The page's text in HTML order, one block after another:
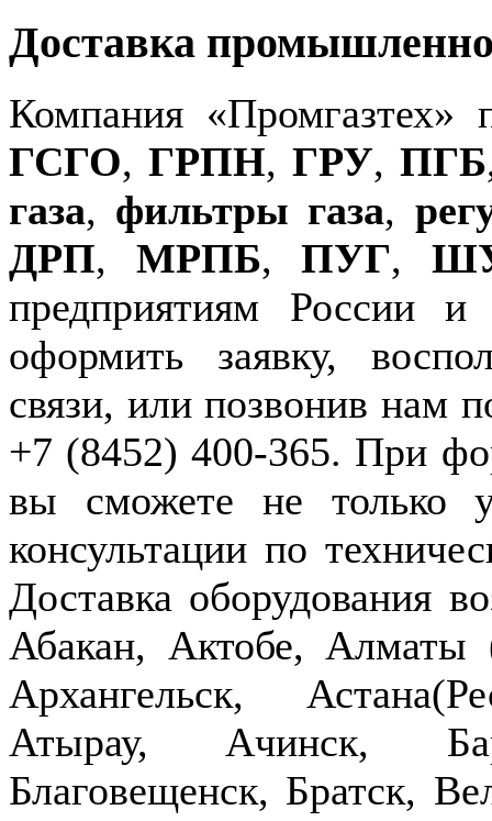
Доставка
Компания «Промгазтех»
ГСГО, ГРПН, ГРУ, ПГБ
газа, фильтры газа,
ДРП, МРПБ,ПУГ,
предприятиям России
оформить заявку,
связи, или позвонив нам
+7 (8452) 400-365. При
вы сможете не только
консультации по
Доставка оборудования
Абакан, Актобе,
Архангельск,
Атырау, Ачинск,
Благовещенск, Братск,